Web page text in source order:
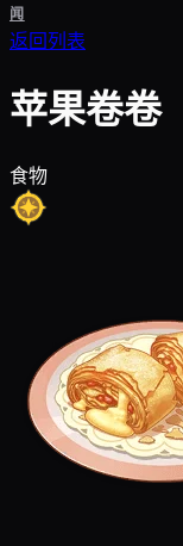
闻
返回列表
苹果卷卷
食物